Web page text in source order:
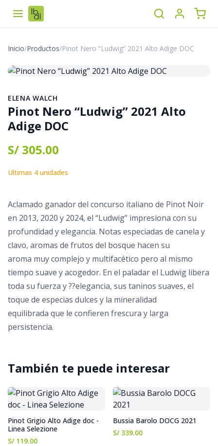
Inicio/Productos/Pinot Nero “Ludwig” 2021 Alto Adige DOC
ELENA WALCH
Pinot Nero “Ludwig” 2021 Alto
Adige DOC
S/ 305.00
Ultimas 4 unidades
Aclamado ganador del concurso italiano de Pinot Noir
en 2013, 2020 y 2024, el “Ludwig” impresiona con su
profundidad y elegancia. Notas especiadas de canela y
clavo, aromas de frutos del bosque hacen su
aroma muy complejo y multifacético pero al mismo
tiempo suave y acogedor. En el paladar el Ludwig libera
toda su fuerza y ??elegancia, sus taninos suaves, el
toque de especias dulces y la mineralidad
equilibrada que le confieren frescura y larga
persistencia.
También te puede interesar
Pinot Grigio Alto Adige doc -
Linea Selezione
S/ 119.00
Bussia Barolo DOCG 2021
S/ 339.00